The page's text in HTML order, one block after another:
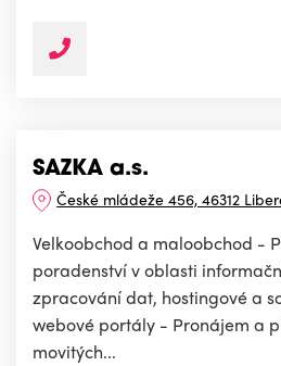
SAZKA a.s.
České mládeže 456, 46312
Velkoobchod a maloobchod -
poradenství v oblasti
zpracování dat, hostingové a
webové portály - Pronájem a
movitých...